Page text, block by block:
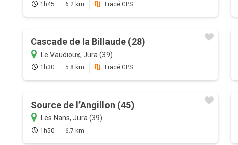
1h45 6.2 km Tracé GPS
Cascade de la Billaude (28)
Le Vaudioux, Jura (39)
1h30 5.8 km Tracé GPS
Source de l’Angillon (45)
Les Nans, Jura (39)
1h50 6.7 km